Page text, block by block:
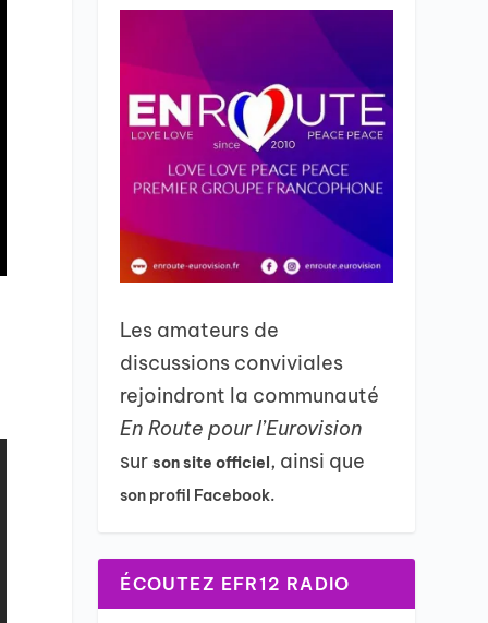
Les amateurs de
discussions conviviales
rejoindront la communauté
En Route pour l’Eurovision
surson site officiel, ainsi que
son profil Facebook.
ÉCOUTEZ EFR12 RADIO